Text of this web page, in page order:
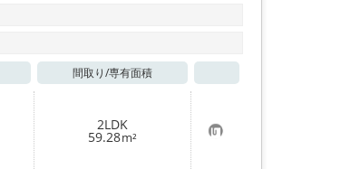
間取り/専有面積
2LDK
59.28m² お
気
に